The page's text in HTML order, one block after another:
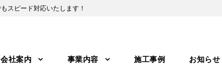
スピード対応いたします！
会社案内 事業内容 施工事例 お知らせ